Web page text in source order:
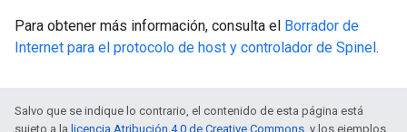
Para obtener más información, consulta el Borrador de
Internet para el protocolo de host y controlador de Spinel .
Salvo que se indique lo contrario, el contenido de esta página está
sujeto a la licencia Atribución 4.0 de Creative Commons, y los ejemplos